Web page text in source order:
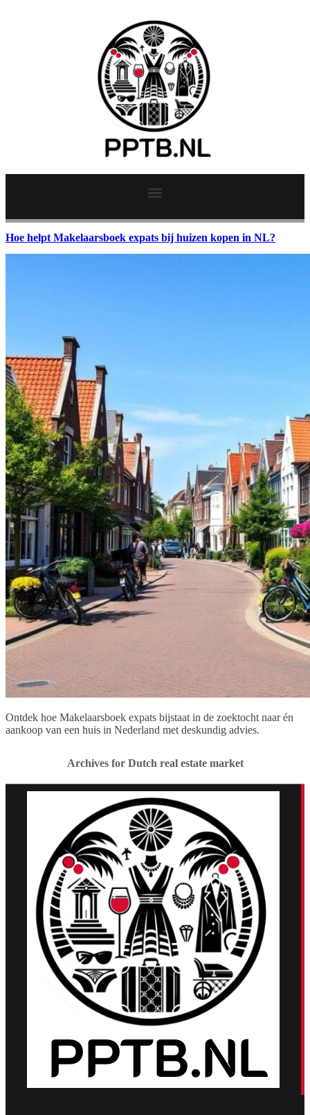
Hoe helpt Makelaarsboek expats bij huizen kopen in NL?
Ontdek hoe Makelaarsboek expats bijstaat in de zoektocht naar én
aankoop van een huis in Nederland met deskundig advies.
Archives for Dutch real estate market